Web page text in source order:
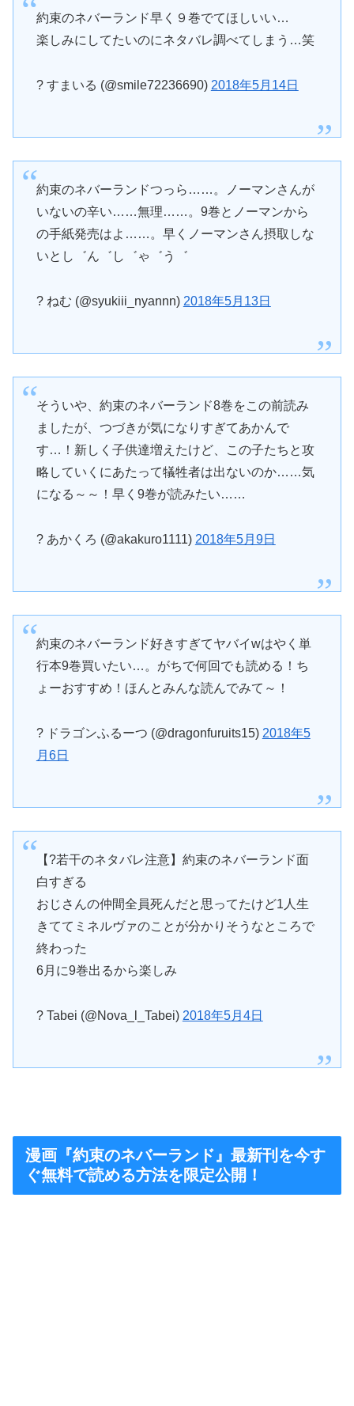
約束のネバーランド早く９巻でてほしいい…
楽しみにしてたいのにネタバレ調べてしまう…笑
? すまいる (@smile72236690) 2018年5月14日
約束のネバーランドつっら……。ノーマンさんが
いないの辛い……無理……。9巻とノーマンから
の手紙発売はよ……。早くノーマンさん摂取しな
いとし゛ん゛し゛ゃ゛う゛
? ねむ (@syukiii_nyannn) 2018年5月13日
そういや、約束のネバーランド8巻をこの前読み
ましたが、つづきが気になりすぎてあかんで
す…！新しく子供達増えたけど、この子たちと攻
略していくにあたって犠牲者は出ないのか……気
になる～～！早く9巻が読みたい……
? あかくろ (@akakuro1111) 2018年5月9日
約束のネバーランド好きすぎてヤバイwはやく単
行本9巻買いたい…。がちで何回でも読める！ち
ょーおすすめ！ほんとみんな読んでみて～！
? ドラゴンふるーつ (@dragonfuruits15) 2018年5
月6日
【?若干のネタバレ注意】約束のネバーランド面
白すぎる
おじさんの仲間全員死んだと思ってたけど1人生
きててミネルヴァのことが分かりそうなところで
終わった
6月に9巻出るから楽しみ
? Tabei (@Nova_l_Tabei) 2018年5月4日
漫画『約束のネバーランド』最新刊を今す
ぐ無料で読める方法を限定公開！